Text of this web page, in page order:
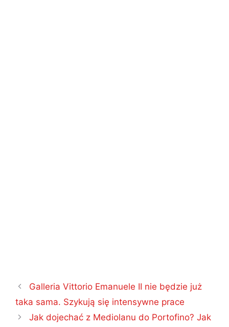
Nawigacja
wpisu
Galleria Vittorio Emanuele II nie będzie już
taka sama. Szykują się intensywne prace
Jak dojechać z Mediolanu do Portofino? Jak